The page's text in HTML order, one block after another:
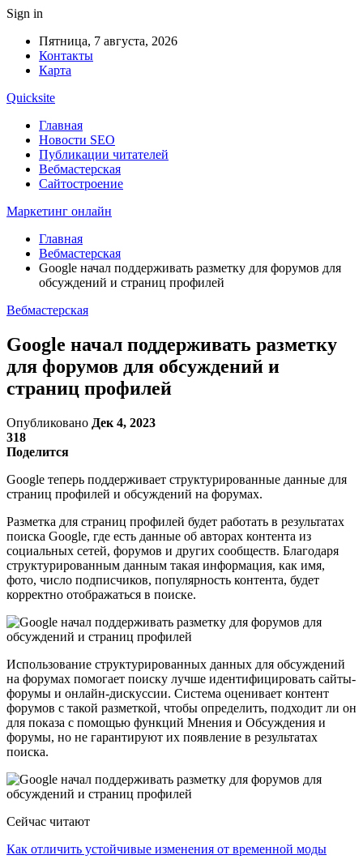
Sign in
Пятница, 7 августа, 2026
Контакты
Карта
Quicksite
Главная
Новости SEO
Публикации читателей
Вебмастерская
Сайтостроение
Маркетинг онлайн
Главная
Вебмастерская
Google начал поддерживать разметку для форумов для
обсуждений и страниц профилей
Вебмастерская
Google начал поддерживать разметку
для форумов для обсуждений и
страниц профилей
Опубликовано Дек 4, 2023
318
Поделится
Google теперь поддерживает структурированные данные для
страниц профилей и обсуждений на форумах.
Разметка для страниц профилей будет работать в результатах
поиска Google, где есть данные об авторах контента из
социальных сетей, форумов и других сообществ. Благодаря
структурированным данным такая информация, как имя,
фото, число подписчиков, популярность контента, будет
корректно отображаться в поиске.
Использование структурированных данных для обсуждений
на форумах помогает поиску лучше идентифицировать сайты-
форумы и онлайн-дискуссии. Система оценивает контент
форумов с такой разметкой, чтобы определить, подходит ли он
для показа с помощью функций Мнения и Обсуждения и
форумы, но не гарантируют их появление в результатах
поиска.
Сейчас читают
Как отличить устойчивые изменения от временной моды